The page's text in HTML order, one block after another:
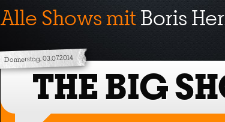
Alle Shows mitBoris
Donnerstag, 03.07.2014
THE BIG